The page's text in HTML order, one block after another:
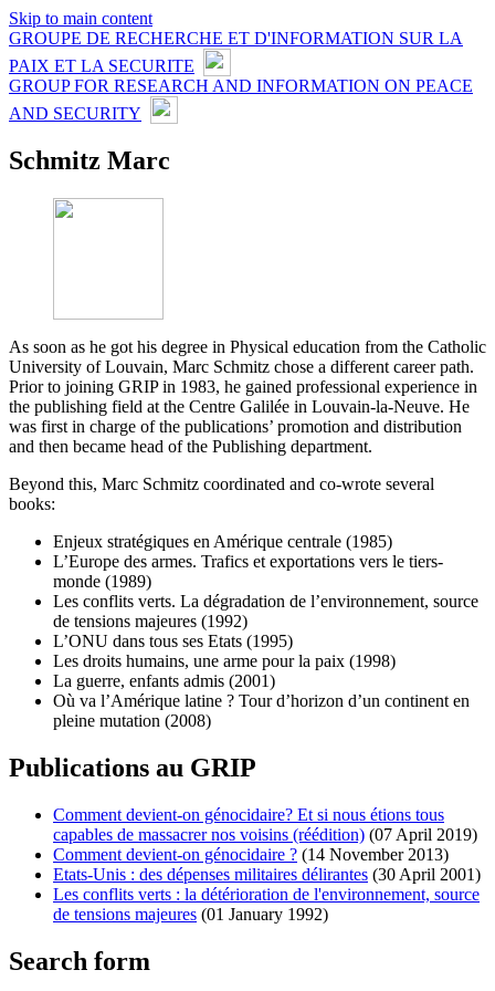
Skip to main content
GROUPE DE RECHERCHE ET D'INFORMATION SUR LA
PAIX ET LA SECURITE
GROUP FOR RESEARCH AND INFORMATION ON PEACE
AND SECURITY
Schmitz Marc
As soon as he got his degree in Physical education from the Catholic
University of Louvain, Marc Schmitz chose a different career path.
Prior to joining GRIP in 1983, he gained professional experience in
the publishing field at the Centre Galilée in Louvain-la-Neuve. He
was first in charge of the publications’ promotion and distribution
and then became head of the Publishing department.
Beyond this, Marc Schmitz coordinated and co-wrote several
books:
Enjeux stratégiques en Amérique centrale (1985)
L’Europe des armes. Trafics et exportations vers le tiers-
monde (1989)
Les conflits verts. La dégradation de l’environnement, source
de tensions majeures (1992)
L’ONU dans tous ses Etats (1995)
Les droits humains, une arme pour la paix (1998)
La guerre, enfants admis (2001)
Où va l’Amérique latine ? Tour d’horizon d’un continent en
pleine mutation (2008)
Publications au GRIP
Comment devient-on génocidaire? Et si nous étions tous
capables de massacrer nos voisins (réédition) (07 April 2019)
Comment devient-on génocidaire ? (14 November 2013)
Etats-Unis : des dépenses militaires délirantes (30 April 2001)
Les conflits verts : la détérioration de l'environnement, source
de tensions majeures (01 January 1992)
Search form